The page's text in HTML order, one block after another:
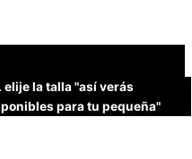
elije la talla "así verás
para tu pequeña"